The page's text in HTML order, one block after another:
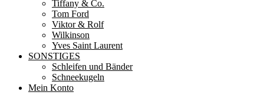
Tiffany & Co.
Tom Ford
Viktor & Rolf
Wilkinson
Yves Saint Laurent
SONSTIGES
Schleifen und Bänder
Schneekugeln
Mein Konto